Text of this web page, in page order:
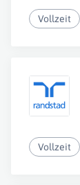
Vollzeit
Vollzeit